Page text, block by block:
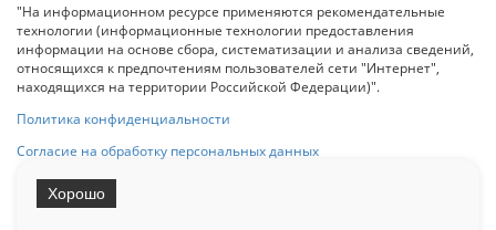
"На информационном ресурсе применяются рекомендательные
технологии (информационные технологии предоставления
информации на основе сбора, систематизации и анализа сведений,
относящихся к предпочтениям пользователей сети "Интернет",
находящихся на территории Российской Федерации)".
Политика конфиденциальности
Согласие на обработку персональных данных
Хорошо